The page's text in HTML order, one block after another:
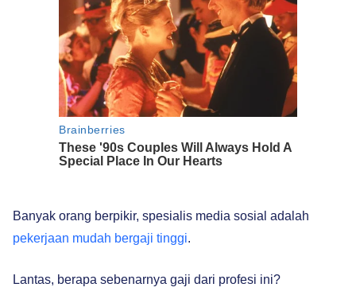
Banyak orang berpikir, spesialis media sosial adalah
pekerjaan mudah bergaji tinggi.
Lantas, berapa sebenarnya gaji dari profesi ini?